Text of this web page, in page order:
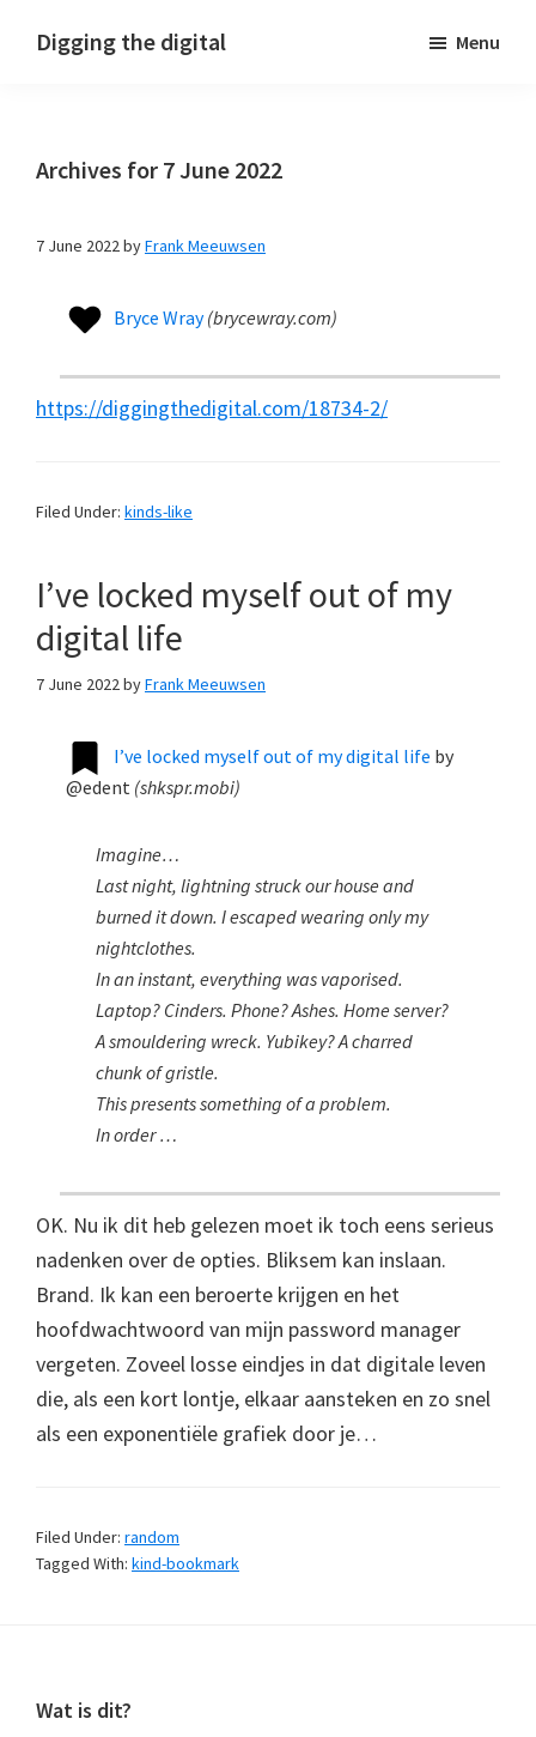
Digging the digital Menu
Archives for 7 June 2022
7 June 2022byFrank Meeuwsen
Bryce Wray (brycewray.com)
https://diggingthedigital.com/18734-2/
Filed Under: kinds-like
I’ve locked myself out of my
digital life
7 June 2022byFrank Meeuwsen
I’ve locked myself out of my digital life by
@edent (shkspr.mobi)
Imagine…
Last night, lightning struck our house and
burned it down. I escaped wearing only my
nightclothes.
In an instant, everything was vaporised.
Laptop? Cinders. Phone? Ashes. Home server?
A smouldering wreck. Yubikey? A charred
chunk of gristle.
This presents something of a problem.
In order …
OK. Nu ik dit heb gelezen moet ik toch eens serieus
nadenken over de opties. Bliksem kan inslaan.
Brand. Ik kan een beroerte krijgen en het
hoofdwachtwoord van mijn password manager
vergeten. Zoveel losse eindjes in dat digitale leven
die, als een kort lontje, elkaar aansteken en zo snel
als een exponentiële grafiek door je…
Filed Under: random
Tagged With: kind-bookmark
Footer
Wat is dit?